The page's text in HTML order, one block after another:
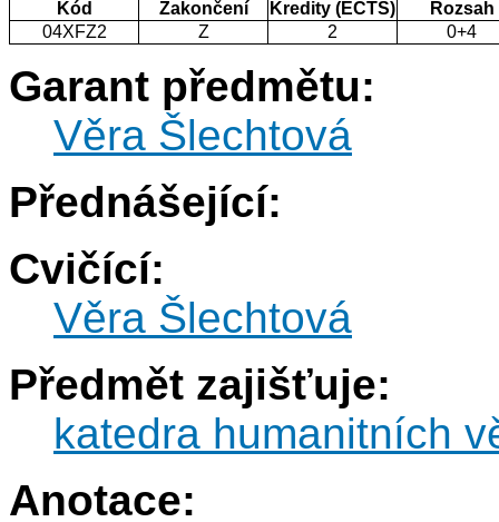
Kód Zakončení Kredity (ECTS)
Rozsah
04XFZ2
Z 2 0+4
Garant předmětu:
Věra Šlechtová
Přednášející:
Cvičící:
Věra Šlechtová
Předmět zajišťuje:
katedra humanitních
Anotace: